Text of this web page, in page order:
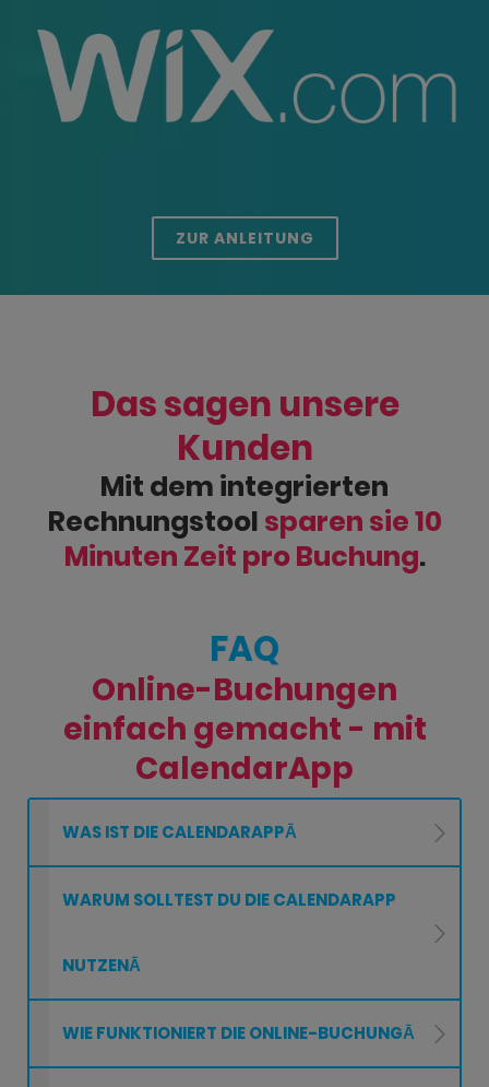
ZUR ANLEITUNG
Das sagen unsere
Kunden
Mit dem integrierten
Rechnungstool sparen sie 10
Minuten Zeit pro Buchung.
FAQ
Online-Buchungen
einfach gemacht - mit
CalendarApp
WAS IST DIE CALENDARAPPĀ
WARUM SOLLTEST DU DIE CALENDARAPP
NUTZENĀ
WIE FUNKTIONIERT DIE ONLINE-BUCHUNGĀ